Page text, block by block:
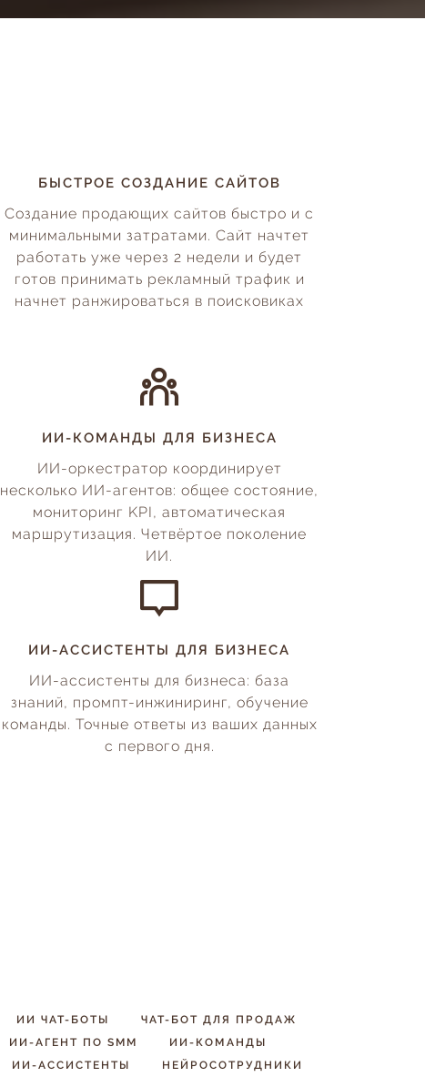
БЫСТРОЕ СОЗДАНИЕ САЙТОВ
Создание продающих сайтов быстро и с
минимальными затратами. Сайт начтет
работать уже через 2 недели и будет
готов принимать рекламный трафик и
начнет ранжироваться в поисковиках
ИИ-КОМАНДЫ ДЛЯ БИЗНЕСА
ИИ-оркестратор координирует
несколько ИИ-агентов: общее состояние,
мониторинг KPI, автоматическая
маршрутизация. Четвёртое поколение
ИИ.
ИИ-АССИСТЕНТЫ ДЛЯ БИЗНЕСА
ИИ-ассистенты для бизнеса: база
знаний, промпт-инжиниринг, обучение
команды. Точные ответы из ваших данных
с первого дня.
ИИ ЧАТ-БОТЫ
ЧАТ-БОТ ДЛЯ ПРОДАЖ
ИИ-АГЕНТ ПО SMM
ИИ-КОМАНДЫ
ИИ-АССИСТЕНТЫ НЕЙРОСОТРУДНИКИ